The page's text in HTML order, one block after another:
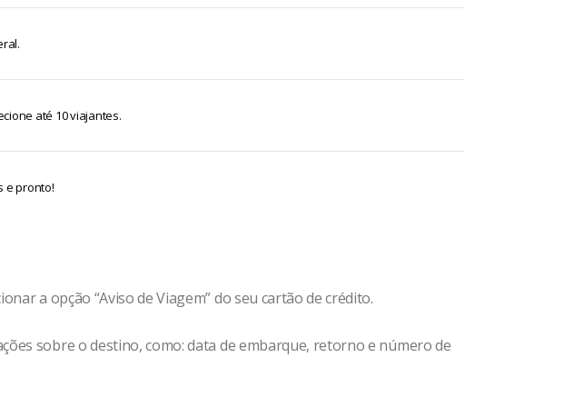
até 10 viajantes.
e pronto!
a opção “Aviso de Viagem” do seu cartão de crédito.
sobre o destino, como: data de embarque, retorno e número de